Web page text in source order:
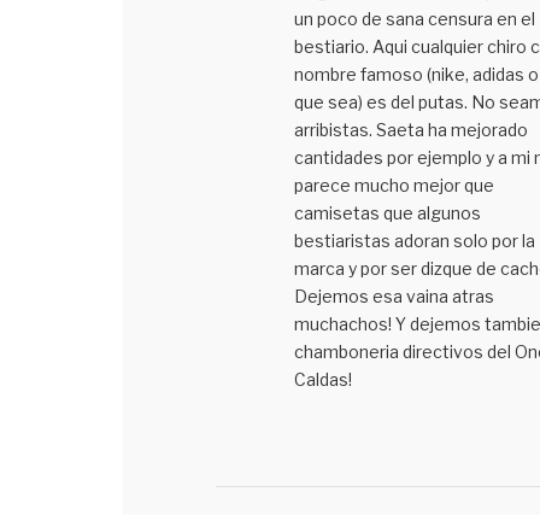
un poco de sana censura en el
bestiario. Aqui cualquier chiro
nombre famoso (nike, adidas
que sea) es del putas. No
arribistas. Saeta ha mejorado
cantidades por ejemplo y a mi
parece mucho mejor que
camisetas que algunos
bestiaristas adoran solo por la
marca y por ser dizque de
Dejemos esa vaina atras
muchachos! Y dejemos
chamboneria directivos del
Caldas!